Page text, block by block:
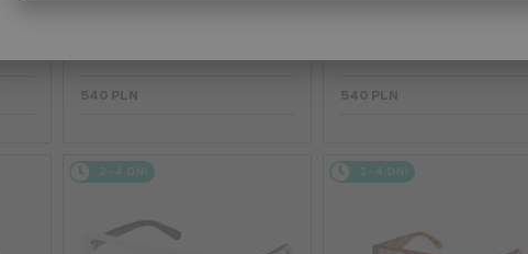
540 PLN 540 PLN
2-4 DNI 2-4 DNI